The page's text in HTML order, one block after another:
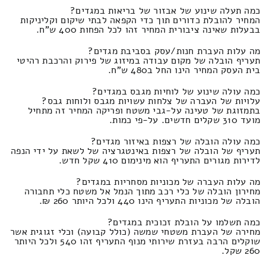
כמה תעלה שינוע של אבזור של בריאות במגדים?
המחיר להובלת כדורים תוך כדי הקפאה לבתי שיקום וקליניקות
בבעלות שאינה ציבורית המחיר זהו לכל הפחות 400 ש"ח.
מה עלות העברת חנות/עסק בסביבת מגדים?
תעריף הובלה של מקום עבודה במיזוג של פירוק והרכבת רהיטי
בית העסק המחיר הינו החל ב480 ש"ח.
כמה עולה שינוע של לוחיות מגבס במגדים?
עלויות של העברה של צלחות עשויות מגבס ולוחות גבס?
בתמזוגת של טעינה על-גבי משטח ופריקה המחיר זה מתחיל
מועד 310 שקלים חדשים. על-פי כמות.
כמה עולה הובלה של רצפות באיזור מגדים?
תעריף של הובלה של רצפות באינטגרציה של לשאת על ידי הנפה
לדירות מגורים התעריף הוא מינימום 410 שקל חדש.
מה עלות העברה של מכוניות מסחריות במגדים?
מחירון הובלה של כלי רכב מתוך הנמל אל משטח כלי תחבורה
הובלה של מכוניות התעריף הינו 440 ולכל היותר 260 ₪.
כמה תשלמו על הובלת זכוכית במגדים?
מחירה של העברת משטחי שמשה (כולל קבועה) וכלי זגוגית אשר
שוקלים הרבה בעזרת שירותי מנוף התעריף זהו 540 ולכל היותר
260 שקל.